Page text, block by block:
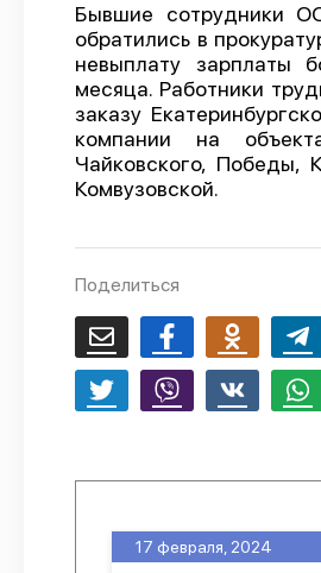
Трудовые
Отчеты
Предложить
Справочник
API
Бывшие сотрудники
обратились в
невыплату зарплаты
месяца. Работники
заказу
компании на
Чайковского, Победы,
Комвузовской.
Поделиться
17 февраля, 2024